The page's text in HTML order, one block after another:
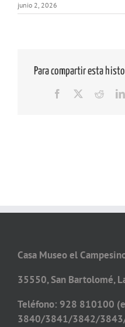
junio 2, 2026
Para compartir esta
Facebook Reddit
Casa Museo el
35550, San Bartolomé,
Teléfono: 928 810100
3840/3841/3842/